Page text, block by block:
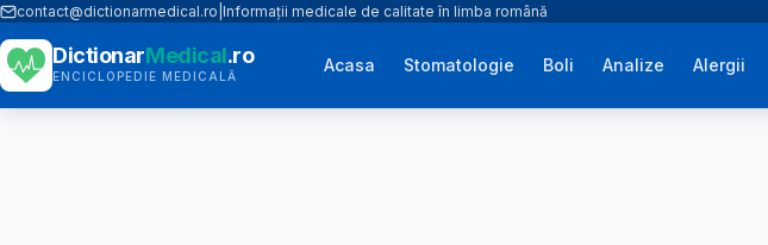
contact@dictionarmedical.ro Informații medicale de calitate în limba română
DictionarMedical.ro
ENCICLOPEDIE MEDICALĂ
Acasa Stomatologie Boli Analize Alergii